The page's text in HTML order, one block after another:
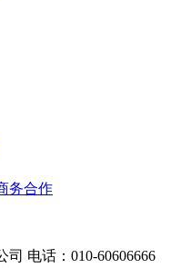
务合作
电话：010-60606666